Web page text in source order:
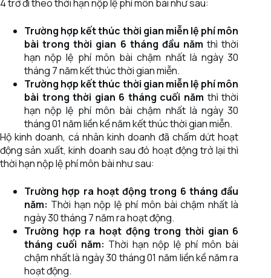
4 trở đi theo thời hạn nộp lệ phí môn bài như sau:
Trường hợp kết thúc thời gian miễn lệ phí môn
bài trong thời gian 6 tháng đầu năm thì thời
hạn nộp lệ phí môn bài chậm nhất là ngày 30
tháng 7 năm kết thúc thời gian miễn.
Trường hợp kết thúc thời gian miễn lệ phí môn
bài trong thời gian 6 tháng cuối năm thì thời
hạn nộp lệ phí môn bài chậm nhất là ngày 30
tháng 01 năm liền kề năm kết thúc thời gian miễn.
Hộ kinh doanh, cá nhân kinh doanh đã chấm dứt hoạt
động sản xuất, kinh doanh sau đó hoạt động trở lại thì
thời hạn nộp lệ phí môn bài như sau:
Trường hợp ra hoạt động trong 6 tháng đầu
năm: Thời hạn nộp lệ phí môn bài chậm nhất là
ngày 30 tháng 7 năm ra hoạt động.
Trường hợp ra hoạt động trong thời gian 6
tháng cuối năm: Thời hạn nộp lệ phí môn bài
chậm nhất là ngày 30 tháng 01 năm liền kề năm ra
hoạt động.